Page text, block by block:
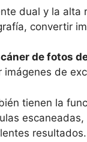
dual y la alta
convertir
de fotos
imágenes de
tienen la
resultados.